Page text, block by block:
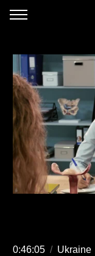
0:46:05 / Ukraine